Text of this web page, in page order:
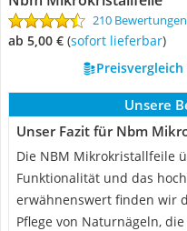
210 Bewertungen
ab 5,00 € ( Sofort lieferbar)
Unsere
Unser Fazit für Nbm
Die NBM Mikrokristallfeile
Funktionalität und das
erwähnenswert finden wir
Pflege von Naturnägeln,